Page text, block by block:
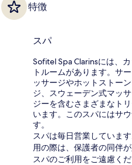
特徴
スパ
Sofitel Spa Clarinsには、
トルームがあります。サ
ッサージやホットストー
ジ、スウェーデン式マッ
ジーを含むさまざまなト
います。このスパにはサ
す。
スパは毎日営業していま
用の際は、保護者の同伴
スパのご利用をご遠慮くだ